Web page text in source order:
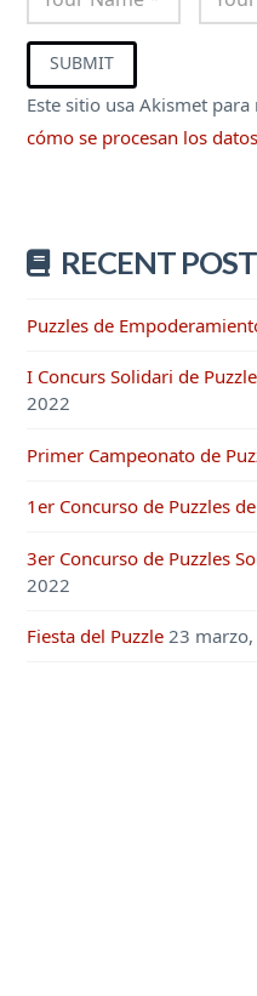
Este sitio usa Akismet
cómo se procesan los
RECENT
Puzzles de
I Concurs Solidari de
2022
Primer Campeonato de
1er Concurso de Puzzles
3er Concurso de Puzzles
2022
Fiesta del Puzzle 23